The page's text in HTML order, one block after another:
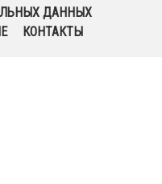
ДАННЫХ
КОНТАКТЫ